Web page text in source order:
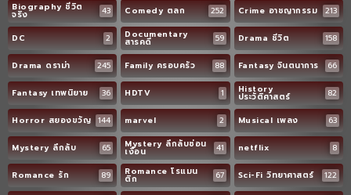
Biography ชีวิต
จริง 43 Comedy ตลก 252 Crime อาชญากรรม 213
DC 2 Documentary
สารคดี 59 Drama ชีวิต 158
Drama ดราม่า 245 Family ครอบครัว 88 Fantasy จินตนาการ 66
Fantasy เทพนิยาย 36 HDTV 1 History
ประวัติศาสตร์ 82
Horror สยองขวัญ 144 marvel 2 Musical เพลง 63
Mystery ลึกลับ 65 Mystery ลึกลับซ่อน
เงื่อน 41 netflix 8
Romance รัก 89 Romance โรแมน
ติก 67 Sci-Fi วิทยาศาสตร์ 122